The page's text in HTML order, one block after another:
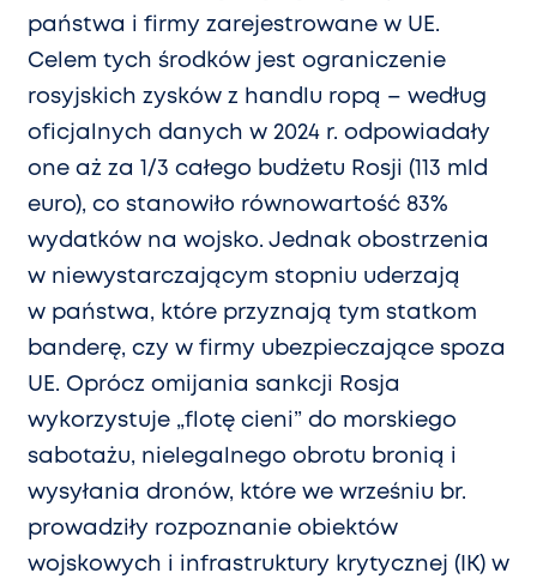
państwa i firmy zarejestrowane w UE.
Celem tych środków jest ograniczenie
rosyjskich zysków z handlu ropą – według
oficjalnych danych w 2024 r. odpowiadały
one aż za 1/3 całego budżetu Rosji (113 mld
euro), co stanowiło równowartość 83%
wydatków na wojsko. Jednak obostrzenia
w niewystarczającym stopniu uderzają
w państwa, które przyznają tym statkom
banderę, czy w firmy ubezpieczające spoza
UE. Oprócz omijania sankcji Rosja
wykorzystuje „flotę cieni” do morskiego
sabotażu, nielegalnego obrotu bronią i
wysyłania dronów, które we wrześniu br.
prowadziły rozpoznanie obiektów
wojskowych i infrastruktury krytycznej (IK) w